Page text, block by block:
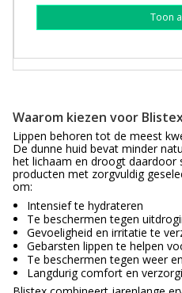
Toon
Waarom kiezen voor
Lippen behoren tot de meest
De dunne huid bevat minder
het lichaam en droogt daardoor
producten met zorgvuldig
om:
Intensief te hydrateren
Te beschermen tegen
Gevoeligheid en irritatie te
Gebarsten lippen te helpen
Te beschermen tegen weer
Langdurig comfort en